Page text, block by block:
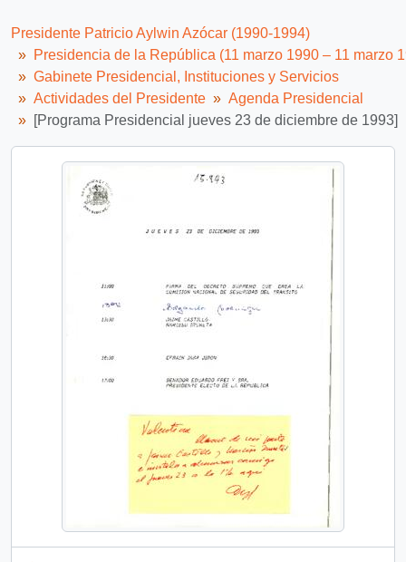
Presidente Patricio Aylwin Azócar (1990-1994)
Presidencia de la República (11 marzo 1990 – 11 marzo
Gabinete Presidencial, Instituciones y Servicios
Actividades del Presidente
Agenda Presidencial
[Programa Presidencial jueves 23 de diciembre de 1993]